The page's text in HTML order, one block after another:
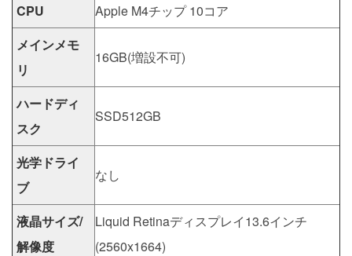
CPU
Apple M4チップ 10コア
メインメモ
リ
16GB(増設不可)
ハードディ
スク
SSD512GB
光学ドライ
ブ
なし
液晶サイズ/
解像度
Liquid Retinaディスプレイ13.6インチ
(2560x1664)